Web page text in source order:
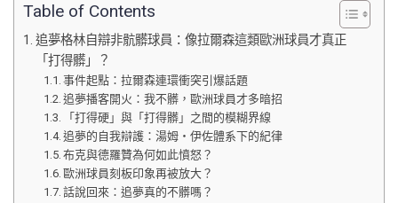
Table of Contents
追夢格林自辯非骯髒球員：像拉爾森這類歐洲球員才真正
「打得髒」？
事件起點：拉爾森連環衝突引爆話題
追夢播客開火：我不髒，歐洲球員才多暗招
「打得硬」與「打得髒」之間的模糊界線
追夢的自我辯護：湯姆・伊佐體系下的紀律
布克與德羅贊為何如此憤怒？
歐洲球員刻板印象再被放大？
話說回來：追夢真的不髒嗎？